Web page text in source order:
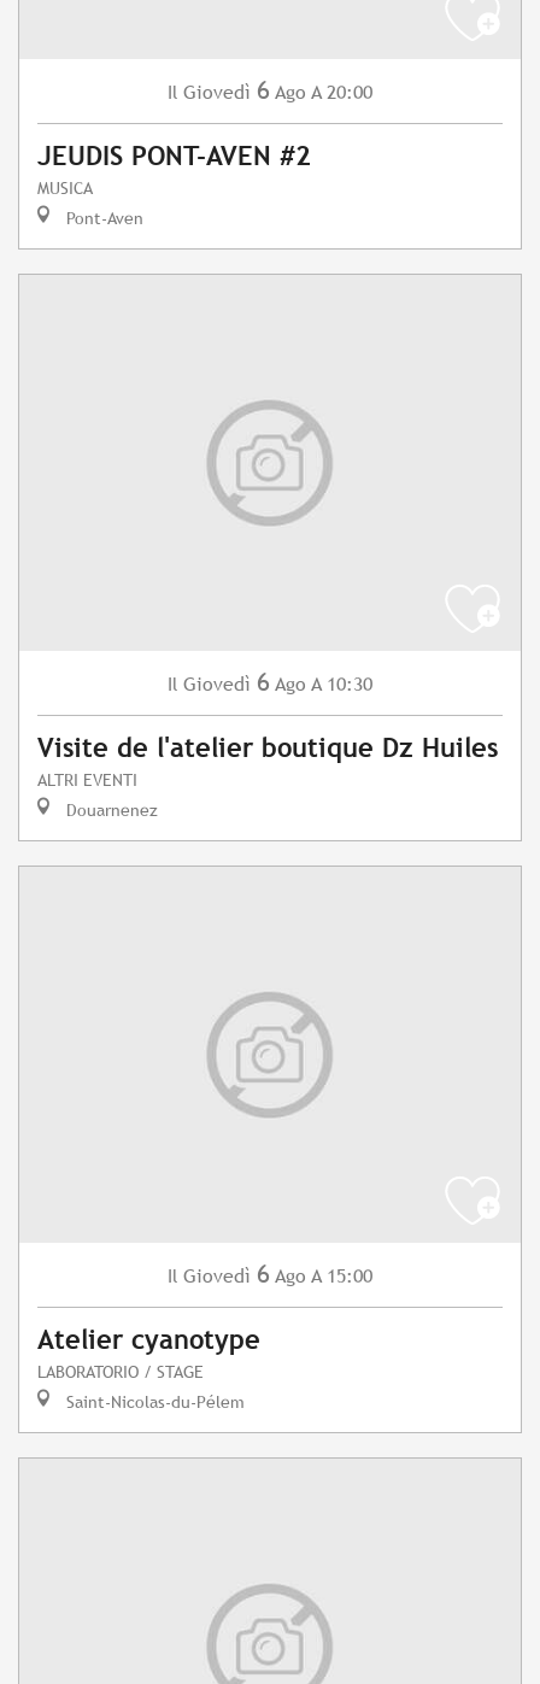
Il Giovedì 6 Ago A 20:00
JEUDIS PONT-AVEN #2
MUSICA
Pont-Aven
Il Giovedì 6 Ago A 10:30
Visite de l'atelier boutique Dz Huiles
ALTRI EVENTI
Douarnenez
Il Giovedì 6 Ago A 15:00
Atelier cyanotype
LABORATORIO / STAGE
Saint-Nicolas-du-Pélem